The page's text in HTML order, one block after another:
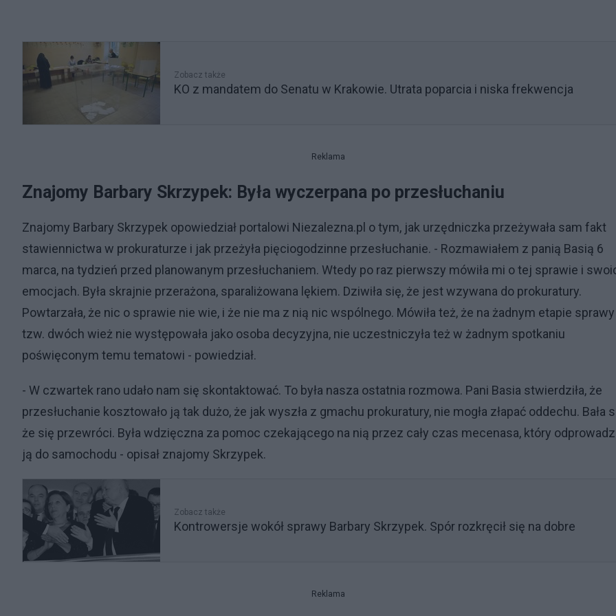
Zobacz także
KO z mandatem do Senatu w Krakowie. Utrata poparcia i niska frekwencja
Reklama
Znajomy Barbary Skrzypek: Była wyczerpana po przesłuchaniu
Znajomy Barbary Skrzypek opowiedział portalowi Niezalezna.pl o tym, jak urzędniczka przeżywała sam fakt
stawiennictwa w prokuraturze i jak przeżyła pięciogodzinne przesłuchanie. - Rozmawiałem z panią Basią 6
marca, na tydzień przed planowanym przesłuchaniem. Wtedy po raz pierwszy mówiła mi o tej sprawie i
emocjach. Była skrajnie przerażona, sparaliżowana lękiem. Dziwiła się, że jest wzywana do prokuratury.
Powtarzała, że nic o sprawie nie wie, i że nie ma z nią nic wspólnego. Mówiła też, że na żadnym etapie sprawy
tzw. dwóch wież nie występowała jako osoba decyzyjna, nie uczestniczyła też w żadnym spotkaniu
poświęconym temu tematowi - powiedział.
- W czwartek rano udało nam się skontaktować. To była nasza ostatnia rozmowa. Pani Basia stwierdziła, że
przesłuchanie kosztowało ją tak dużo, że jak wyszła z gmachu prokuratury, nie mogła złapać oddechu. Bała
że się przewróci. Była wdzięczna za pomoc czekającego na nią przez cały czas mecenasa, który
ją do samochodu - opisał znajomy Skrzypek.
Zobacz także
Kontrowersje wokół sprawy Barbary Skrzypek. Spór rozkręcił się na dobre
Reklama